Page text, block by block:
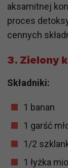
aksamitnej
proces
cennych
3. Zielony
Składniki:
1 banan
1 garść
1/2
1 łyżka